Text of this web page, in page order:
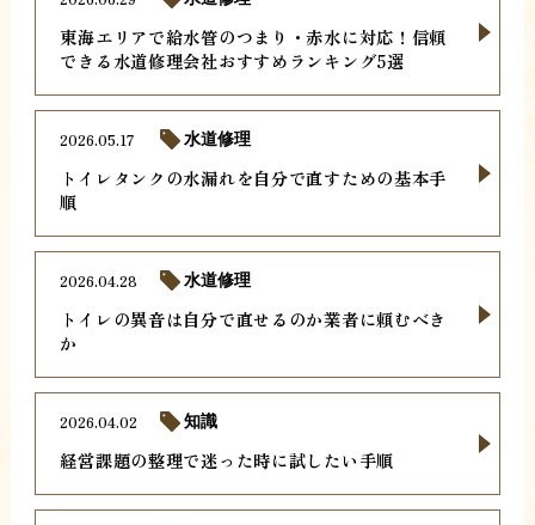
東海エリアで給水管のつまり・赤水に対応！信頼
できる水道修理会社おすすめランキング5選
トイレタンクの水漏れを自分で直すための基本手
順
2026.05.17 水道修理
トイレの異音は自分で直せるのか業者に頼むべき
か
2026.04.28 水道修理
経営課題の整理で迷った時に試したい手順
2026.04.02 知識